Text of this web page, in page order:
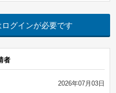
グインが必要です
者
2026年07月03日